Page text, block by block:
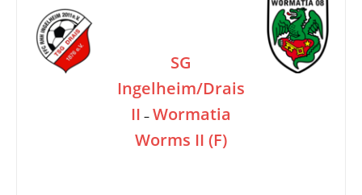
SG
Ingelheim/Drais
II – Wormatia
Worms II (F)